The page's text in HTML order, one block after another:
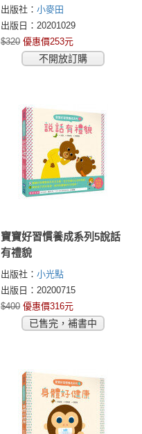
出版社： 小麥田
出版日：20201029
$320 優惠價253元
不開放訂購
寶寶好習慣養成系列5說話
有禮貌
出版社： 小光點
出版日：20200715
$400 優惠價316元
已售完，補書中